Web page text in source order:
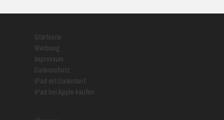
Startseite
Werbung
Impressum
Datenschutz
iPad mit Datentarif
iPad bei Apple kaufen